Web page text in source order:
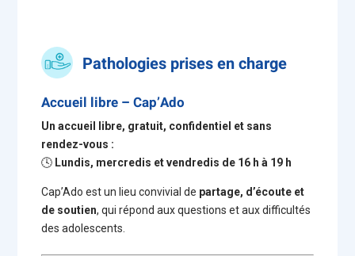
Pathologies prises en charge
Accueil libre –Cap’Ado
Un accueil libre, gratuit, confidentiel et sans
rendez-vous :
🕓 Lundis, mercredis et vendredis de 16 h à 19 h
Cap’Ado est un lieu convivial de partage, d’écoute et
de soutien, qui répond aux questions et aux difficultés
des adolescents.